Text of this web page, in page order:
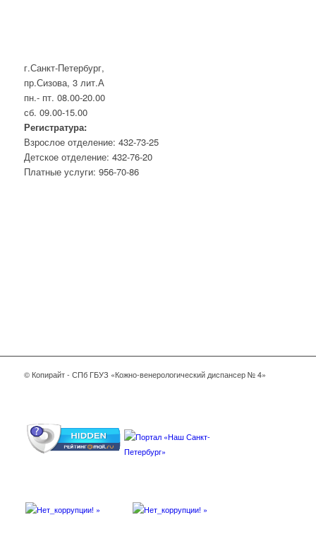
г.Санкт-Петербург,
пр.Сизова, 3 лит.А
пн.- пт. 08.00-20.00
сб. 09.00-15.00
Регистратура:
Взрослое отделение: 432-73-25
Детское отделение: 432-76-20
Платные услуги: 956-70-86
© Копирайт - СПб ГБУЗ «Кожно-венерологический диспансер № 4»